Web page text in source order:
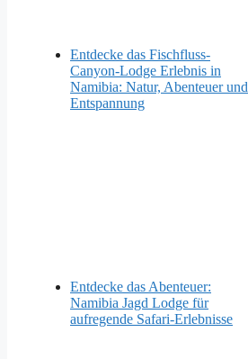
Entdecke das Fischfluss-
Canyon-Lodge Erlebnis in
Namibia: Natur, Abenteuer und
Entspannung
Entdecke das Abenteuer:
Namibia Jagd Lodge für
aufregende Safari-Erlebnisse